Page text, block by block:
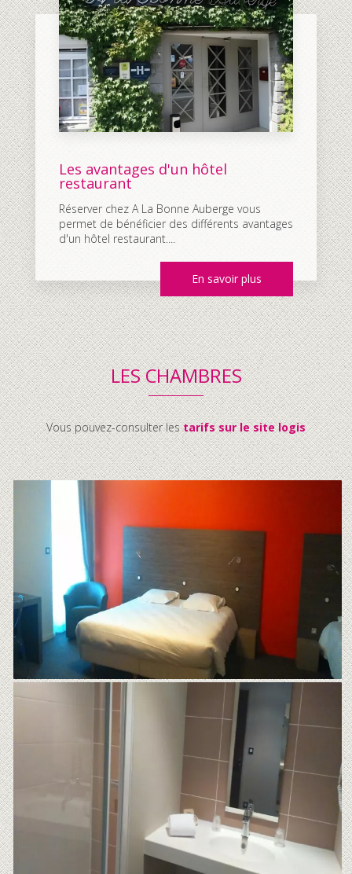
Les avantages d'un hôtel
restaurant
Réserver chez A La Bonne Auberge vous
permet de bénéficier des différents avantages
d'un hôtel restaurant....
En savoir plus
LES CHAMBRES
Vous pouvez-consulter lestarifs sur le site logis